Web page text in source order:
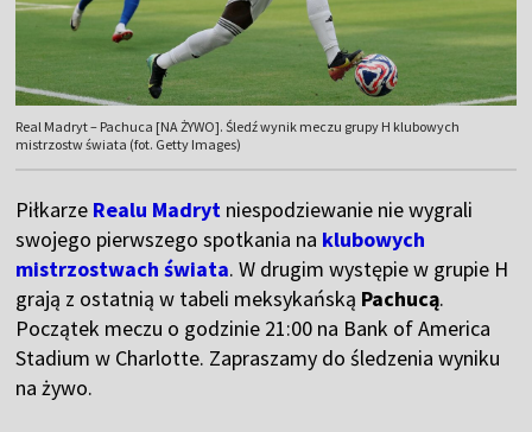
Real Madryt – Pachuca [NA ŻYWO]. Śledź wynik meczu grupy H klubowych
mistrzostw świata (fot. Getty Images)
Piłkarze Realu Madryt niespodziewanie nie wygrali
swojego pierwszego spotkania na klubowych
mistrzostwach świata. W drugim występie w grupie H
grają z ostatnią w tabeli meksykańską Pachucą.
Początek meczu o godzinie 21:00 na Bank of America
Stadium w Charlotte. Zapraszamy do śledzenia wyniku
na żywo.